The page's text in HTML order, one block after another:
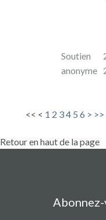
Soutien
anonyme
<< < 1 2 34 5 6 > >>
Retour en haut de la page